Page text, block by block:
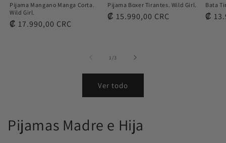
Pijama Mangano Manga Corta.
Wild Girl.
Precio
₡ 17.990,00 CRC
Pijama Boxer Tirantes. Wild Girl.
Precio
₡ 15.990,00 CRC
Bata
₡
1 /de
3
Ver todo
Pijamas Madre e Hija